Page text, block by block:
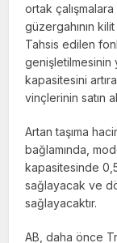
ortak
güzergahının
Tahsis edilen
genişletilmesinin
kapasitesini
vinçlerinin satın
Artan taşıma
bağlamında,
kapasitesinde
sağlayacak ve
sağlayacaktır.
AB, daha önce